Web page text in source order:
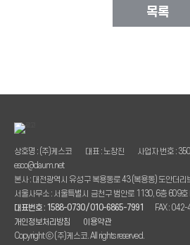
목록
상호명 : (주)케스코 대표 : 노창진 사업자 번호 :
esco@daum.net
본사 : 대전광역시 유성구 복용동로 43 (복용동) 도안더
서울사무소 : 서울특별시 금천구 범안로 1130, 6층 609
대표번호 : 1588-0730 / 010-6865-7991
FAX :
개인정보처리방침
이용약관
Copyright ⓒ (주)케스코. All rights reserved.